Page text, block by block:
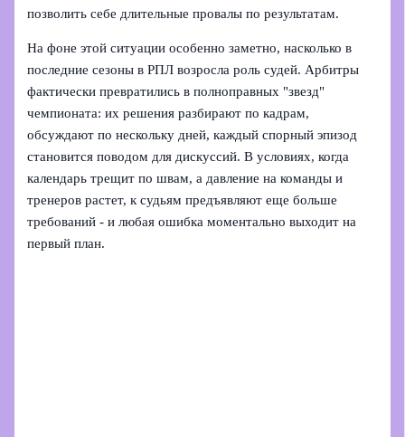
позволить себе длительные провалы по результатам.
На фоне этой ситуации особенно заметно, насколько в
последние сезоны в РПЛ возросла роль судей. Арбитры
фактически превратились в полноправных "звезд"
чемпионата: их решения разбирают по кадрам,
обсуждают по нескольку дней, каждый спорный эпизод
становится поводом для дискуссий. В условиях, когда
календарь трещит по швам, а давление на команды и
тренеров растет, к судьям предъявляют еще больше
требований - и любая ошибка моментально выходит на
первый план.